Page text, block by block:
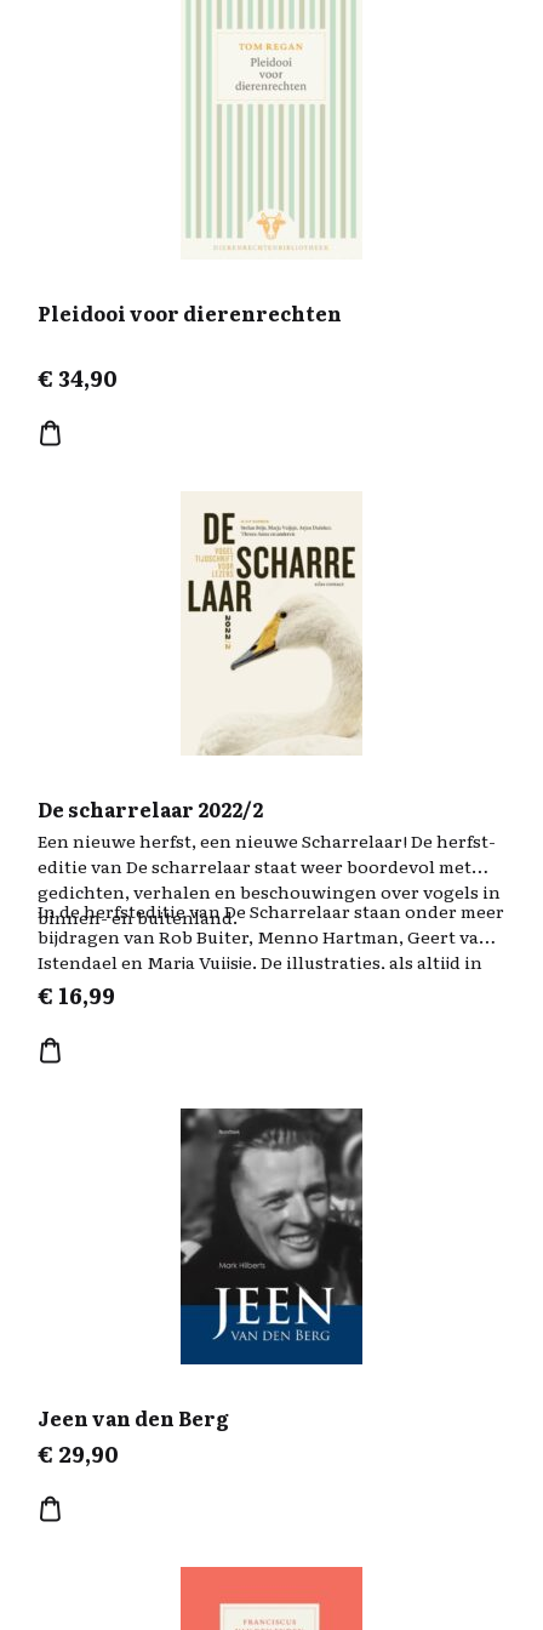
Pleidooi voor dierenrechten
€34,90
De scharrelaar 2022/2
Een nieuwe herfst, een nieuwe Scharrelaar! De herfst-
editie van De scharrelaar staat weer boordevol met
gedichten, verhalen en beschouwingen over vogels in
binnen- en buitenland.
In de herfsteditie van De Scharrelaar staan onder meer
bijdragen van Rob Buiter, Menno Hartman, Geert van
Istendael en Marja Vuijsje. De illustraties, als altijd in
zwart-wit, zijn van beeldend kunstenaar en
vogeltekenaar Erik van Ommen, bekend van onder
andere Alle vogels van Koos van Zomeren.
€ 16,99
Jeen van den Berg
€ 29,90